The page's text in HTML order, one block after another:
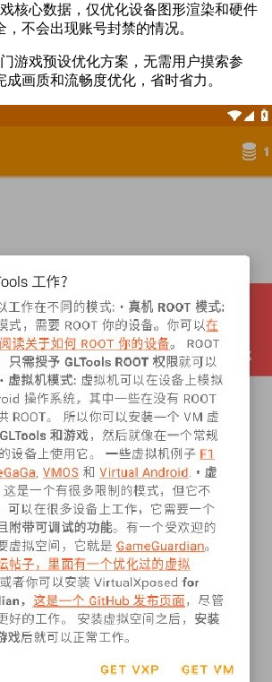
心数据，仅优化设备图形渲染和硬件
不会出现账号封禁的情况。
戏预设优化方案，无需用户摸索参
画质和流畅度优化，省时省力。